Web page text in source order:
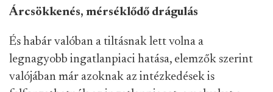
Árcsökkenés, mérséklődő drágulás
És habár valóban a tiltásnak lett volna a
legnagyobb ingatlanpiaci hatása, elemzők szerint
valójában már azoknak az intézkedések is